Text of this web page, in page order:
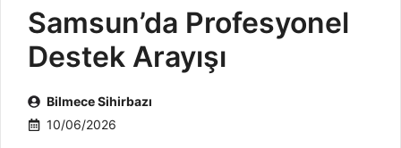
Samsun’da Profesyonel
Destek Arayışı
Bilmece Sihirbazı
10/06/2026